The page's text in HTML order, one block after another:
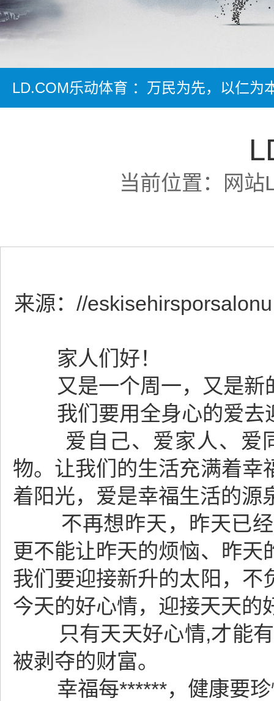
LD.COM乐动体育 ：万民为先，以仁为
当前位置： 网站
来源： //
家人们好！
又是一个周一，又是新
我们要用全身心的爱去
爱自己、爱家人、爱同
物。让我们的生活充满着幸
着阳光，爱是幸福生活的源
不再想昨天，昨天已经
更不能让昨天的烦恼、昨天
我们要迎接新升的太阳，不
今天的好心情，迎接天天的
只有天天好心情,才能有
被剥夺的财富。
幸福每******，健康要珍